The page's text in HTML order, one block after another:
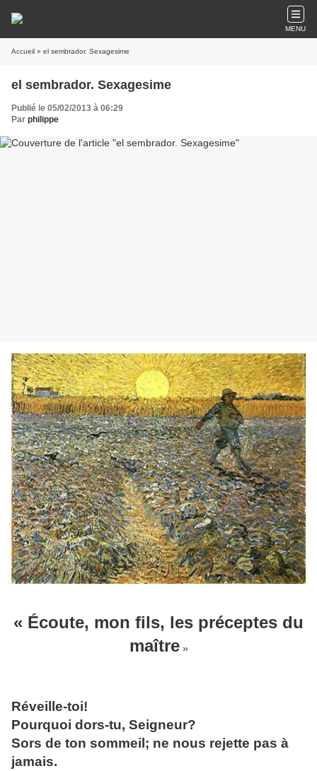
MENU
Accueil » el sembrador. Sexagesime
el sembrador. Sexagesime
Publié le 05/02/2013 à 06:29
Par philippe
« Écoute, mon fils, les préceptes du
maître»
Réveille-toi!
Pourquoi dors-tu, Seigneur?
Sors de ton sommeil; ne nous rejette pas à
jamais.